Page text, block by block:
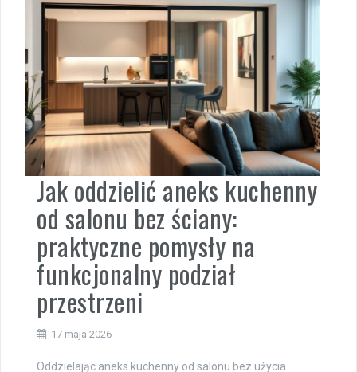
Jak oddzielić aneks kuchenny
od salonu bez ściany:
praktyczne pomysły na
funkcjonalny podział
przestrzeni
17 maja 2026
Oddzielając aneks kuchenny od salonu bez użycia